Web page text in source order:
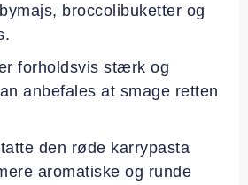
broccolibuketter og
forholdsvis stærk og
anbefales at smage retten
den røde karrypasta
aromatiske og runde